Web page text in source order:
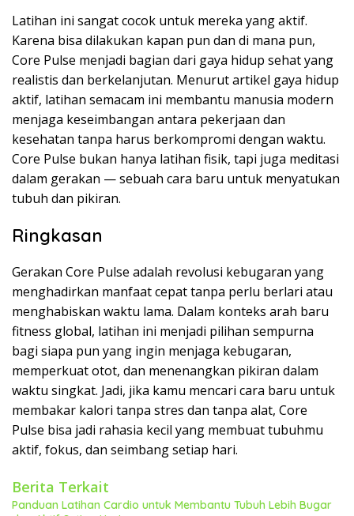
Latihan ini sangat cocok untuk mereka yang aktif.
Karena bisa dilakukan kapan pun dan di mana pun,
Core Pulse menjadi bagian dari gaya hidup sehat yang
realistis dan berkelanjutan. Menurut artikel gaya hidup
aktif, latihan semacam ini membantu manusia modern
menjaga keseimbangan antara pekerjaan dan
kesehatan tanpa harus berkompromi dengan waktu.
Core Pulse bukan hanya latihan fisik, tapi juga meditasi
dalam gerakan — sebuah cara baru untuk menyatukan
tubuh dan pikiran.
Ringkasan
Gerakan Core Pulse adalah revolusi kebugaran yang
menghadirkan manfaat cepat tanpa perlu berlari atau
menghabiskan waktu lama. Dalam konteks arah baru
fitness global, latihan ini menjadi pilihan sempurna
bagi siapa pun yang ingin menjaga kebugaran,
memperkuat otot, dan menenangkan pikiran dalam
waktu singkat. Jadi, jika kamu mencari cara baru untuk
membakar kalori tanpa stres dan tanpa alat, Core
Pulse bisa jadi rahasia kecil yang membuat tubuhmu
aktif, fokus, dan seimbang setiap hari.
Berita Terkait
Panduan Latihan Cardio untuk Membantu Tubuh Lebih Bugar